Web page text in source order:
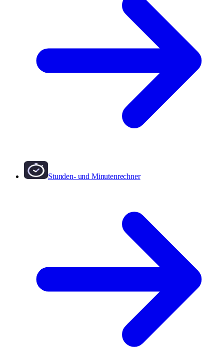
Stunden- und Minutenrechner